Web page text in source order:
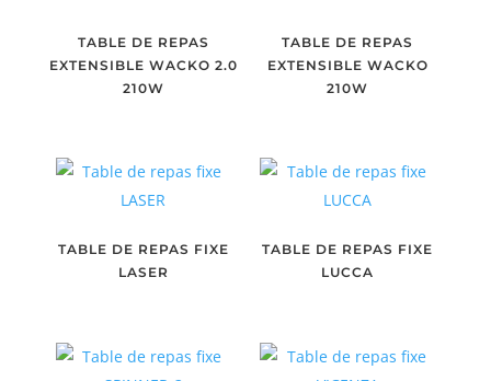
TABLE DE REPAS
EXTENSIBLE WACKO 2.0
210W
TABLE DE REPAS
EXTENSIBLE WACKO
210W
TABLE DE REPAS FIXE
LASER
TABLE DE REPAS FIXE
LUCCA